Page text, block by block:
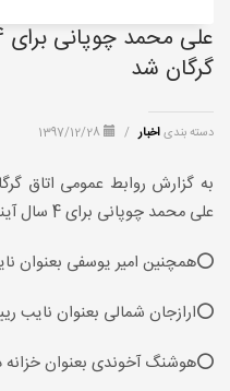
گرگان شد
دسته بندیاخبار /
به گزارش روابط عمومی اتاق
علی محمد چوپانی برای 4 سال آینده رییس اتاق گرگان شد.
⭕️همچنین امیر یوسفی بعنوان
⭕️ارازجان شمالی بعنوان نایب
⭕️هوشنگ آخوندی بعنوان خزانه